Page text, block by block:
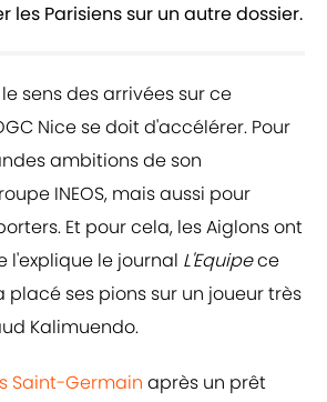
Parisiens sur un autre dossier.
sens des arrivées sur ce
Nice se doit d'accélérer. Pour
ambitions de son
INEOS, mais aussi pour
Et pour cela, les Aiglons ont
l'explique le journal L'Equipece
placé ses pions sur un joueur très
Kalimuendo.
Saint-Germain après un prêt